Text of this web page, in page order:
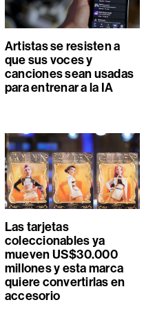
Artistas se resisten a
que sus voces y
canciones sean usadas
para entrenar a la IA
Las tarjetas
coleccionables ya
mueven US$30.000
millones y esta marca
quiere convertirlas en
accesorio